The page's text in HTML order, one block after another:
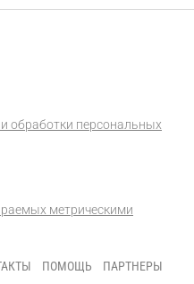
обработки персональных
метрическими
ПОМОЩЬ
ПАРТНЕРЫ